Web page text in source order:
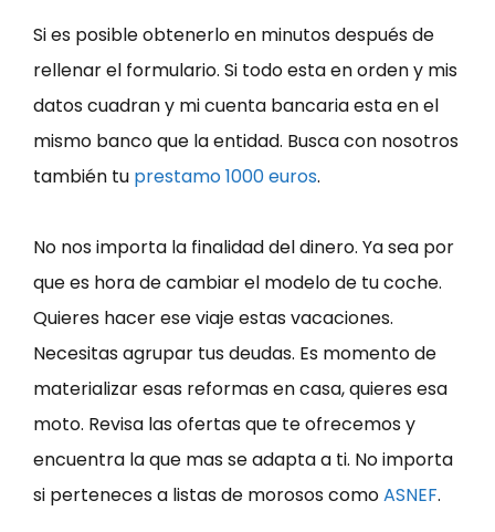
Si es posible obtenerlo en minutos después de
rellenar el formulario. Si todo esta en orden y mis
datos cuadran y mi cuenta bancaria esta en el
mismo banco que la entidad. Busca con nosotros
también tu prestamo 1000 euros.
No nos importa la finalidad del dinero. Ya sea por
que es hora de cambiar el modelo de tu coche.
Quieres hacer ese viaje estas vacaciones.
Necesitas agrupar tus deudas. Es momento de
materializar esas reformas en casa, quieres esa
moto. Revisa las ofertas que te ofrecemos y
encuentra la que mas se adapta a ti. No importa
si perteneces a listas de morosos comoASNEF.